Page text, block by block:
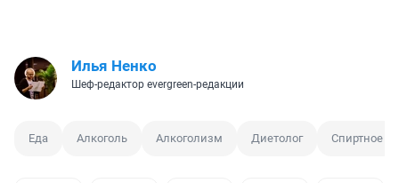
Илья Ненко
Шеф-редактор evergreen-редакции
Еда Алкоголь Алкоголизм Диетолог Спиртное